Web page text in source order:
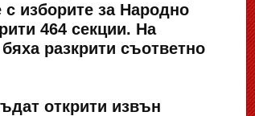
с изборите за Народно
464 секции. На
разкрити съответно
открити извън